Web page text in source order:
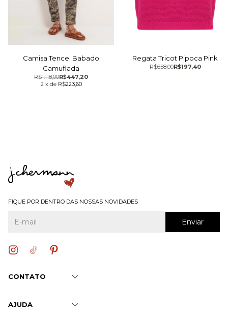
Camisa Tencel Babado
Camuflada
R$447,20
R$1.118,00
2 x de R$223,60
Regata Tricot Pipoca Pink
R$197,40
R$658,00
FIQUE POR DENTRO DAS NOSSAS NOVIDADES
CONTATO
AJUDA